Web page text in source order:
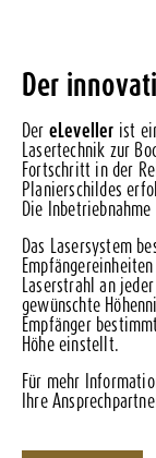
Der
Der eLeveller ist
Lasertechnik zur
Fortschritt in der
Planierschildes
Die
Das Lasersystem
Laserstrahl an
gewünschte
Empfänger
Höhe einstellt.
Für mehr
Ihre